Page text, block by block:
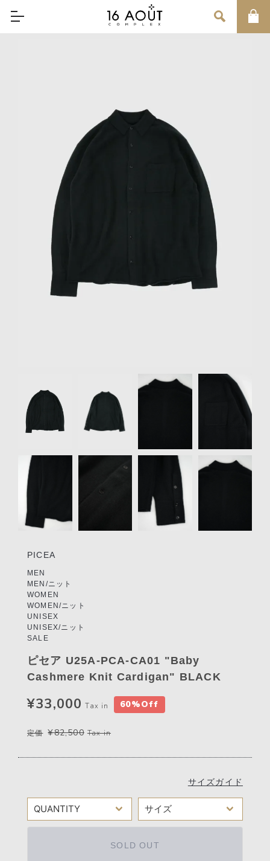
OUR INFORMATION
インフォメーション
お問い合わせ
リクルート
STAFF BLOG
アカウントの管理
お支払いについて
Privacy Policy
PICEA
MEN
MEN/ニット
WOMEN
WOMEN/ニット
UNISEX
UNISEX/ニット
SALE
ピセア U25A-PCA-CA01 "Baby
Cashmere Knit Cardigan" BLACK
¥33,000 Tax in 60%Off
定価 ¥82,500 Tax in
サイズガイド
SOLD OUT